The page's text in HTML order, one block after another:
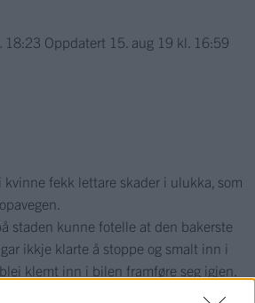
18:23 Oppdatert 15. aug 19 kl. 16:59
fekk lettare skader i ulukka, som
staden kunne fotelle at den bakerste
ikkje klarte å stoppe og smalt inn i
klemt inn i bilen framføre seg igjen.
på staden og etter ein time gjekk